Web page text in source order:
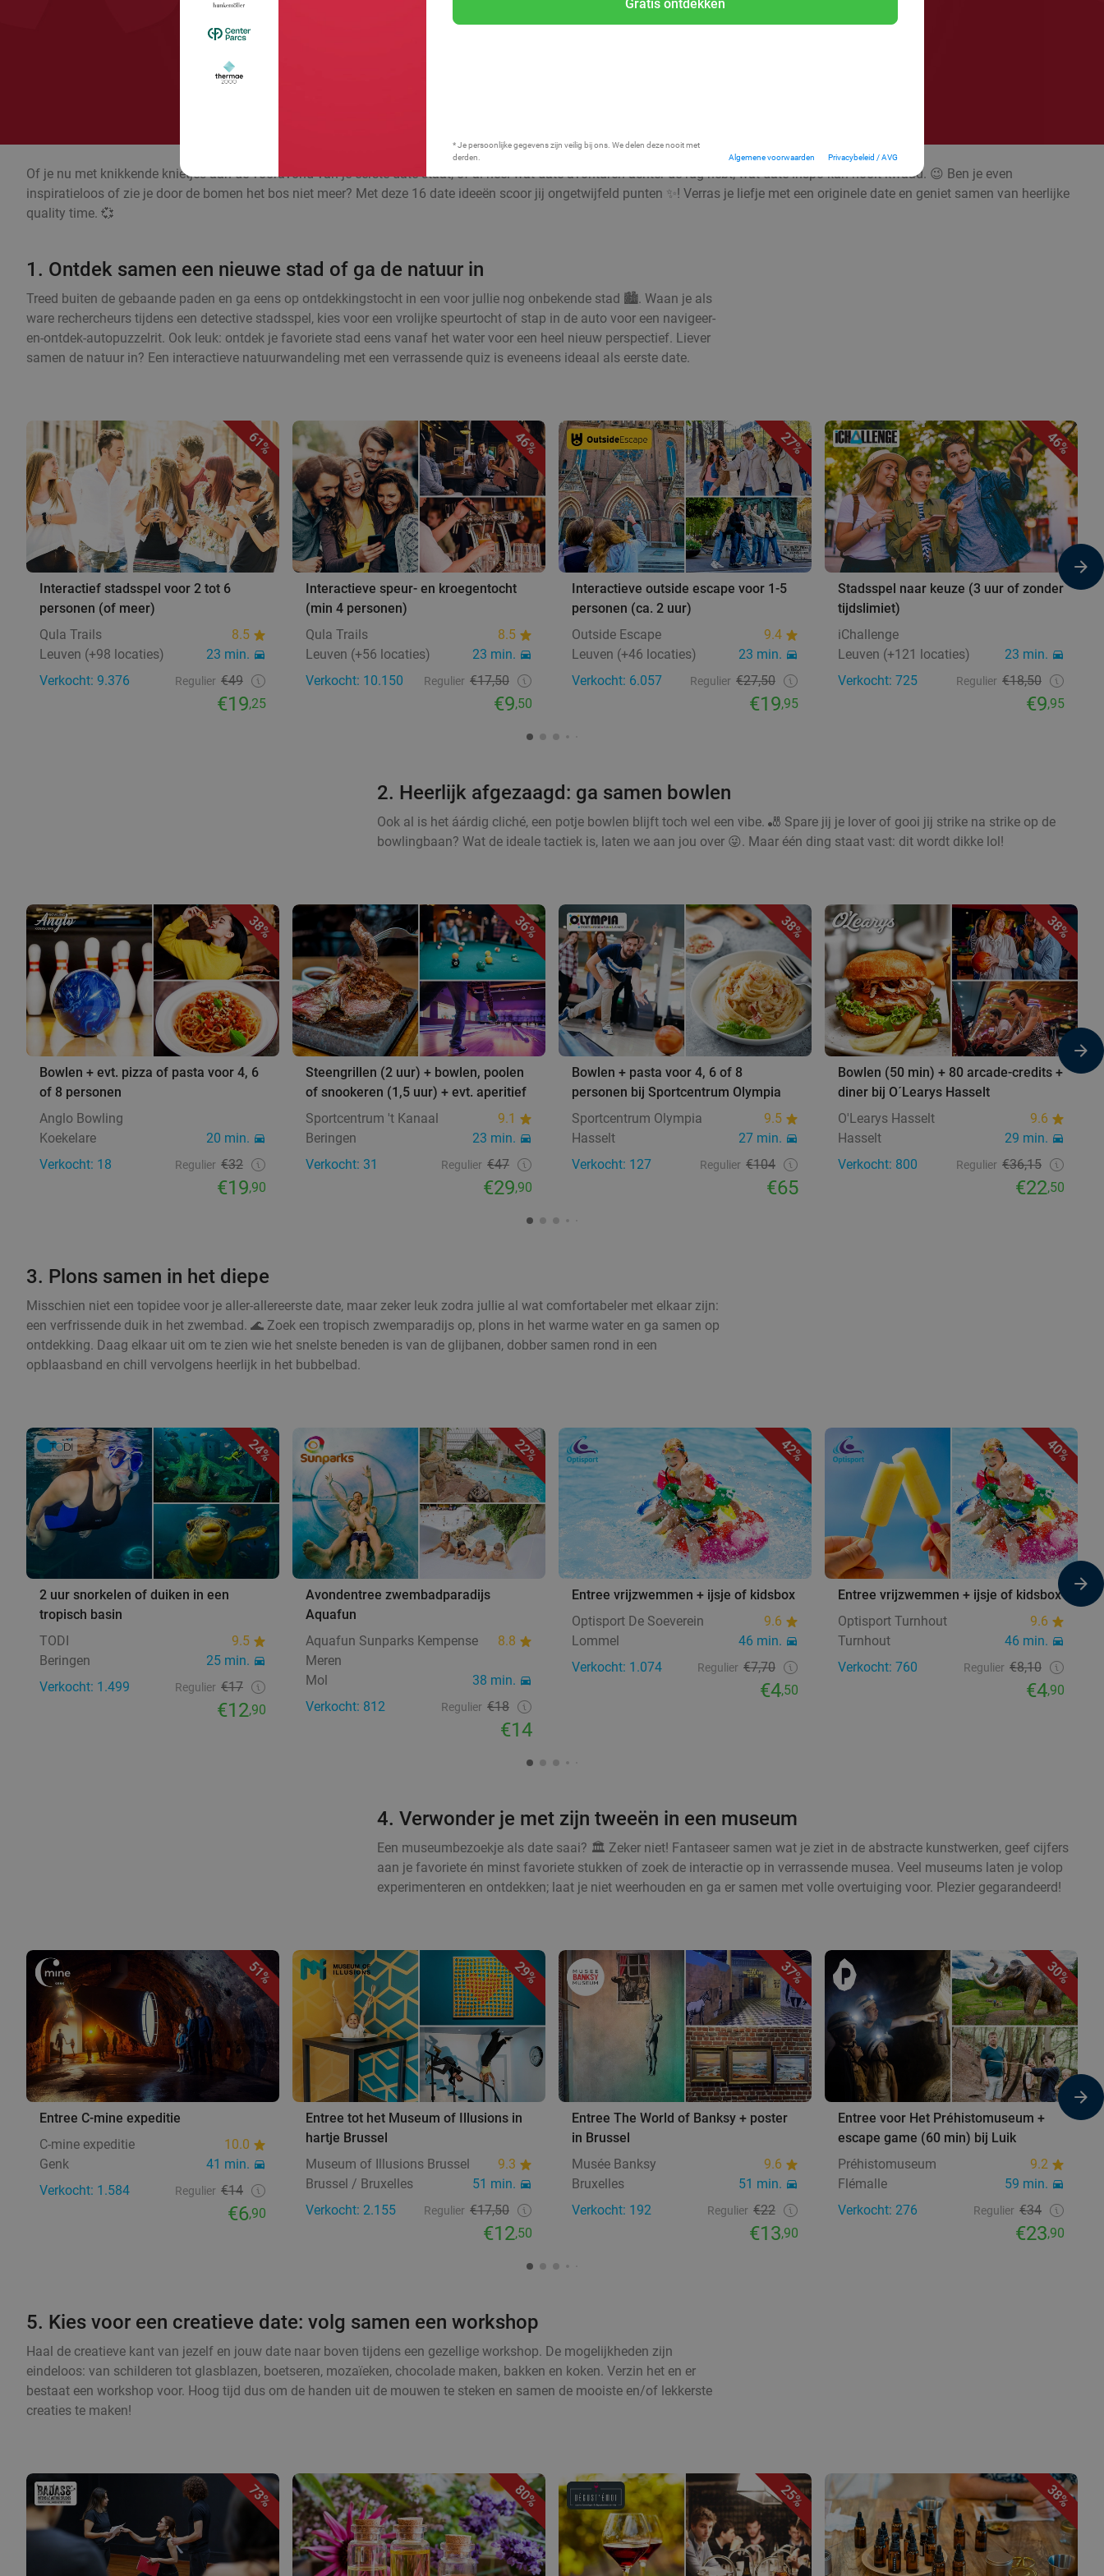
Gratis ontdekken
* Je persoonlijke gegevens zijn veilig bij ons. We delen deze nooit met
derden.
Algemene voorwaarden Privacybeleid / AVG
Of je nu met knikkende knietjes aan de vooravond van je eerste date staat, of al heel wat date-avonturen achter de rug hebt; wat date-inspo kan nooit kwaad. 😉 Ben je even
inspiratieloos of zie je door de bomen het bos niet meer? Met deze 16 date ideeën scoor jij ongetwijfeld punten ✨! Verras je liefje met een originele date en geniet samen van heerlijke
quality time. 💞
1. Ontdek samen een nieuwe stad of ga de natuur in
Treed buiten de gebaande paden en ga eens op ontdekkingstocht in een voor jullie nog onbekende stad 🏙️. Waan je als
ware rechercheurs tijdens een detective stadsspel, kies voor een vrolijke speurtocht of stap in de auto voor een navigeer-
en-ontdek-autopuzzelrit. Ook leuk: ontdek je favoriete stad eens vanaf het water voor een heel nieuw perspectief. Liever
samen de natuur in? Een interactieve natuurwandeling met een verrassende quiz is eveneens ideaal als eerste date.
61%
Interactief stadsspel voor 2 tot 6
personen (of meer)
Qula Trails
8.5
Leuven (+98 locaties)
23 min.
Verkocht: 9.376
Regulier €49
€19,25
46%
Interactieve speur- en kroegentocht
(min 4 personen)
Qula Trails
8.5
Leuven (+56 locaties)
23 min.
Verkocht: 10.150
Regulier €17,50
€9,50
27%
Interactieve outside escape voor 1-5
personen (ca. 2 uur)
Outside Escape
9.4
Leuven (+46 locaties)
23 min.
Verkocht: 6.057
Regulier €27,50
€19,95
46%
Stadsspel naar keuze (3 uur of zonder
tijdslimiet)
iChallenge
Leuven (+121 locaties)
23 min.
Verkocht: 725
Regulier €18,50
€9,95
2. Heerlijk afgezaagd: ga samen bowlen
Ook al is het áárdig cliché, een potje bowlen blijft toch wel een vibe. 🎳 Spare jij je lover of gooi jij strike na strike op de
bowlingbaan? Wat de ideale tactiek is, laten we aan jou over 😜. Maar één ding staat vast: dit wordt dikke lol!
38%
Bowlen + evt. pizza of pasta voor 4, 6
of 8 personen
Anglo Bowling
Koekelare
20 min.
Verkocht: 18
Regulier €32
€19,90
36%
Steengrillen (2 uur) + bowlen, poolen
of snookeren (1,5 uur) + evt. aperitief
Sportcentrum 't Kanaal
9.1
Beringen
23 min.
Verkocht: 31
Regulier €47
€29,90
38%
Bowlen + pasta voor 4, 6 of 8
personen bij Sportcentrum Olympia
Sportcentrum Olympia
9.5
Hasselt
27 min.
Verkocht: 127
Regulier €104
€65
38%
Bowlen (50 min) + 80 arcade-credits +
diner bij O´Learys Hasselt
O'Learys Hasselt
9.6
Hasselt
29 min.
Verkocht: 800
Regulier €36,15
€22,50
3. Plons samen in het diepe
Misschien niet een topidee voor je aller-allereerste date, maar zeker leuk zodra jullie al wat comfortabeler met elkaar zijn:
een verfrissende duik in het zwembad. 🌊 Zoek een tropisch zwemparadijs op, plons in het warme water en ga samen op
ontdekking. Daag elkaar uit om te zien wie het snelste beneden is van de glijbanen, dobber samen rond in een
opblaasband en chill vervolgens heerlijk in het bubbelbad.
24%
2 uur snorkelen of duiken in een
tropisch basin
TODI
9.5
Beringen
25 min.
Verkocht: 1.499
Regulier €17
€12,90
22%
Avondentree zwembadparadijs
Aquafun
Aquafun Sunparks Kempense
Meren
8.8
Mol
38 min.
Verkocht: 812
Regulier €18
€14
42%
Entree vrijzwemmen + ijsje of kidsbox
Optisport De Soeverein
9.6
Lommel
46 min.
Verkocht: 1.074
Regulier €7,70
€4,50
40%
Entree vrijzwemmen + ijsje of kidsbox
Optisport Turnhout
9.6
Turnhout
46 min.
Verkocht: 760
Regulier €8,10
€4,90
4. Verwonder je met zijn tweeën in een museum
Een museumbezoekje als date saai? 🏛️ Zeker niet! Fantaseer samen wat je ziet in de abstracte kunstwerken, geef cijfers
aan je favoriete én minst favoriete stukken of zoek de interactie op in verrassende musea. Veel museums laten je volop
experimenteren en ontdekken; laat je niet weerhouden en ga er samen met volle overtuiging voor. Plezier gegarandeerd!
51%
Entree C-mine expeditie
C-mine expeditie
10.0
Genk
41 min.
Verkocht: 1.584
Regulier €14
€6,90
29%
Entree tot het Museum of Illusions in
hartje Brussel
Museum of Illusions Brussel
9.3
Brussel / Bruxelles
51 min.
Verkocht: 2.155
Regulier €17,50
€12,50
37%
Entree The World of Banksy + poster
in Brussel
Musée Banksy
9.6
Bruxelles
51 min.
Verkocht: 192
Regulier €22
€13,90
30%
Entree voor Het Préhistomuseum +
escape game (60 min) bij Luik
Préhistomuseum
9.2
Flémalle
59 min.
Verkocht: 276
Regulier €34
€23,90
5. Kies voor een creatieve date: volg samen een workshop
Haal de creatieve kant van jezelf en jouw date naar boven tijdens een gezellige workshop. De mogelijkheden zijn
eindeloos: van schilderen tot glasblazen, boetseren, mozaïeken, chocolade maken, bakken en koken. Verzin het en er
bestaat een workshop voor. Hoog tijd dus om de handen uit de mouwen te steken en samen de mooiste en/of lekkerste
creaties te maken!
73% 80% 25% 38%